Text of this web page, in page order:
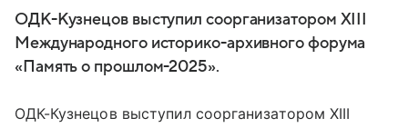
ОДК-Кузнецов выступил соорганизатором XIII
Международного историко-архивного форума
«Память о прошлом-2025».
ОДК-Кузнецов выступил соорганизатором XIII